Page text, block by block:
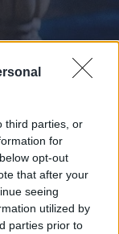
third parties, or
for
opt-out
that after your
seeing
utilized by
parties prior to